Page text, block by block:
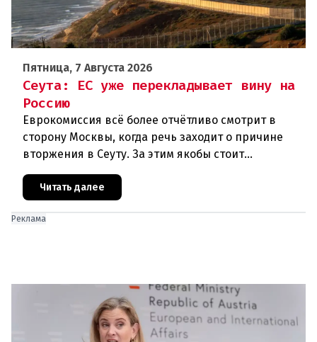
Пятница, 7 Августа 2026
Сеута: ЕС уже перекладывает вину на
Россию
Еврокомиссия всё более отчётливо смотрит в
сторону Москвы, когда речь заходит о причине
вторжения в Сеуту. За этим якобы стоит
дней около 72 000 человек п
Читать далее
Реклама